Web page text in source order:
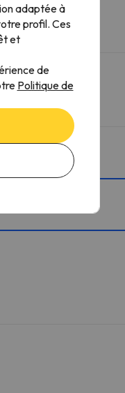
adaptée à
profil. Ces
et
de
Politique de